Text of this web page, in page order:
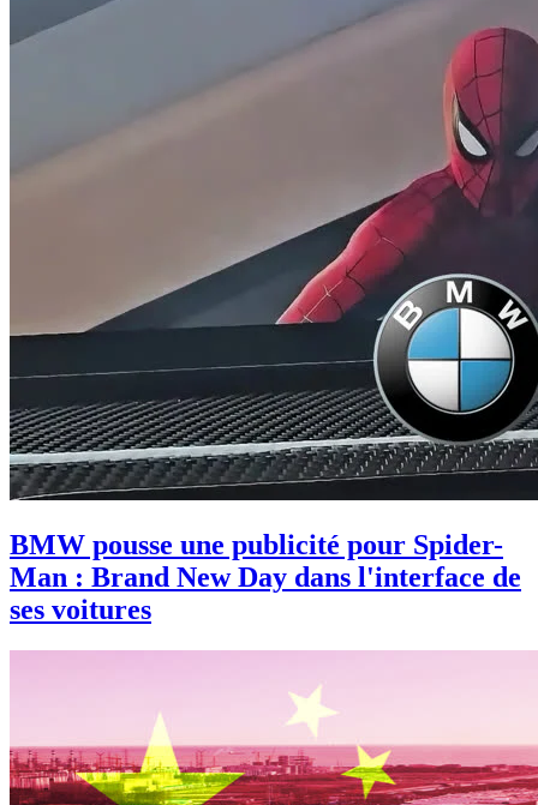
BMW pousse une publicité pour Spider-
Man : Brand New Day dans l'interface de
ses voitures